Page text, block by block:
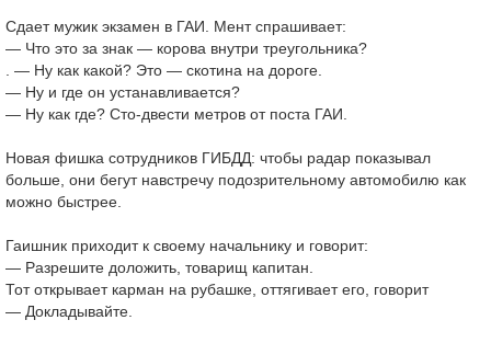
Сдает мужик экзамен в ГАИ. Мент спрашивает:
— Что это за знак — корова внутри треугольника?
. — Ну как какой? Это — скотина на дороге.
— Ну и где он устанавливается?
— Ну как где? Сто-двести метров от поста ГАИ.
Новая фишка сотрудников ГИБДД: чтобы радар показывал
больше, они бегут навстречу подозрительному автомобилю как
можно быстрее.
Гаишник приходит к своему начальнику и говорит:
— Разрешите доложить, товарищ капитан.
Тот открывает карман на рубашке, оттягивает его, говорит
— Докладывайте.